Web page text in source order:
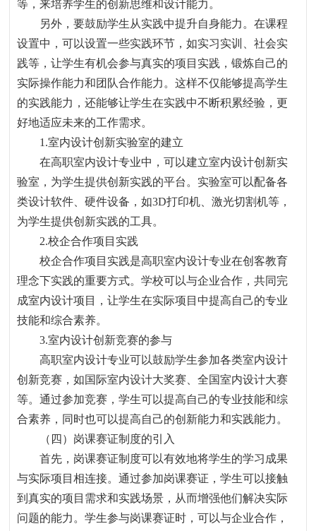
等，来培养学生的创新思维和设计能力。
另外，要鼓励学生从实践中提升自身能力。在课程
设置中，可以设置一些实践环节，如实习实训、社会实
践等，让学生有机会参与真实的项目实践，锻炼自己的
实际操作能力和团队合作能力。这样不仅能够提高学生
的实践能力，还能够让学生在实践中不断积累经验，更
好地适应未来的工作需求。
1.室内设计创新实验室的建立
在高职室内设计专业中，可以建立室内设计创新实
验室，为学生提供创新实践的平台。实验室可以配备各
类设计软件、硬件设备，如3D打印机、激光切割机等，
为学生提供创新实践的工具。
2.校企合作项目实践
校企合作项目实践是高职室内设计专业在创客教育
理念下实践的重要方式。学校可以与企业合作，共同完
成室内设计项目，让学生在实际项目中提高自己的专业
技能和综合素养。
3.室内设计创新竞赛的参与
高职室内设计专业可以鼓励学生参加各类室内设计
创新竞赛，如国际室内设计大奖赛、全国室内设计大赛
等。通过参加竞赛，学生可以提高自己的专业技能和综
合素养，同时也可以提高自己的创新能力和实践能力。
（四）岗课赛证制度的引入
首先，岗课赛证制度可以有效地将学生的学习成果
与实际项目相连接。通过参加岗课赛证，学生可以接触
到真实的项目需求和实践场景，从而增强他们解决实际
问题的能力。学生参与岗课赛证时，可以与企业合作，